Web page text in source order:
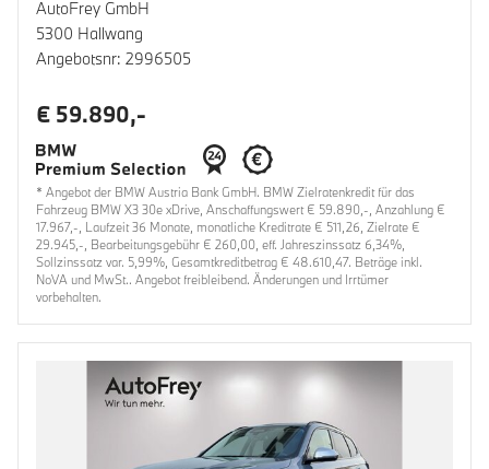
AutoFrey GmbH
5300 Hallwang
Angebotsnr: 2996505
€ 59.890,-
* Angebot der BMW Austria Bank GmbH. BMW Zielratenkredit für das
Fahrzeug BMW X3 30e xDrive, Anschaffungswert € 59.890,-, Anzahlung €
17.967,-, Laufzeit 36 Monate, monatliche Kreditrate € 511,26, Zielrate €
29.945,-, Bearbeitungsgebühr € 260,00, eff. Jahreszinssatz 6,34%,
Sollzinssatz var. 5,99%, Gesamtkreditbetrag € 48.610,47. Beträge inkl.
NoVA und MwSt.. Angebot freibleibend. Änderungen und Irrtümer
vorbehalten.